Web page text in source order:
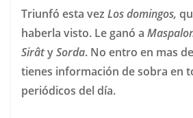
Triunfó esta vez Los domingos,
haberla visto. Le ganó a
SirâtySorda. No entro en mas
tienes información de sobra en
periódicos del día.